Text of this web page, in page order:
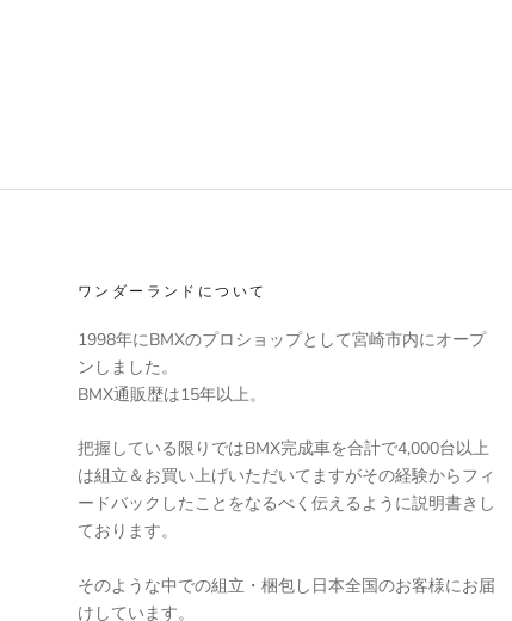
ワンダーランドについて
1998年にBMXのプロショップとして宮崎市内にオープ
ンしました。
BMX通販歴は15年以上。
把握している限りではBMX完成車を合計で4,000台以上
は組立＆お買い上げいただいてますがその経験からフィ
ードバックしたことをなるべく伝えるように説明書きし
ております。
そのような中での組立・梱包し日本全国のお客様にお届
けしています。